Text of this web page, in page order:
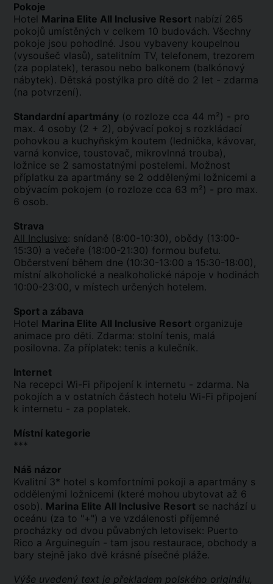
Pokoje
Hotel Marina Elite All Inclusive Resort nabízí 265
pokojů umístěných v celkem 10 budovách. Všechny
pokoje jsou pohodlné. Jsou vybaveny koupelnou
(vysoušeč vlasů), satelitním TV, telefonem, trezorem
(za poplatek), terasou nebo balkonem (balkónový
nábytek). Dětská postýlka pro dítě do 2 let - zdarma
(na potvrzení).
Standardní apartmány (o rozloze cca 44 m²) - pro
max. 4 osoby (2 + 2), obývací pokoj s rozkládací
pohovkou a kuchyňským koutem (lednička, kávovar,
varná konvice, toustovač, mikrovlnná trouba),
ložnice se 2 samostatnými postelemi. Možnost
příplatku za apartmány se 2 oddělenými ložnicemi a
obývacím pokojem (o rozloze cca 63 m²) - pro max.
6 osob.
Strava
All Inclusive: snídaně (8:00-10:30), obědy (13:00-
15:30) a večeře (18:00-21:30) formou bufetu.
Občerstvení během dne (10:30-13:00 a 15:30-18:00),
místní alkoholické a nealkoholické nápoje v hodinách
10:00-23:00, v místech určených hotelem.
Sport a zábava
Hotel Marina Elite All Inclusive Resort organizuje
animace pro děti. Zdarma: stolní tenis, malá
posilovna. Za příplatek: tenis a kulečník.
Internet
Na recepci Wi-Fi připojení k internetu - zdarma. Na
pokojích a v ostatních částech hotelu Wi-Fi připojení
k internetu - za poplatek.
Místní kategorie
***
Náš názor
Kvalitní 3* hotel s komfortními pokoji a apartmány s
oddělenými ložnicemi (které mohou ubytovat až 6
osob). Marina Elite All Inclusive Resort se nachází u
oceánu (za to "+") a ve vzdálenosti příjemné
procházky od dvou půvabných letovisek: Puerto
Rico a Arguineguín - tam jsou restaurace, obchody a
bary stejně jako dvě krásné písečné pláže.
Výše uvedený text je překladem polského originálu,